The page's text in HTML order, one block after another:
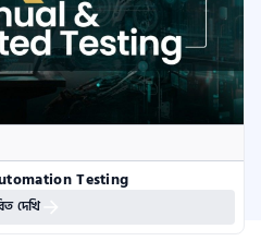
Testing
দেখি